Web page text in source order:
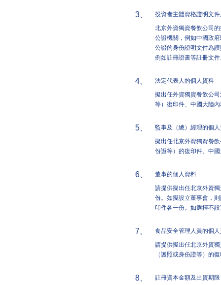
3、
投資者主體資格證明文
北京外資獨資餐飲公司
公證機關，例如中國政
公證的身份證明文件為
例如註冊證書等註冊文
4、
法定代表人的個人資料
擬出任外資獨資餐飲公
等）復印件、中國大陸
5、
監事及（總）經理的個
擬出任北京外資獨資餐
份證等）的復印件、中
6、
董事的個人資料
請提供擬出任北京外資
份。如擬設立董事會，
印件各一份。如選擇不
7、
食品安全管理人員的個
請提供擬出任北京外資
（護照或身份證等）的
8、 註冊資本金額及出資期限